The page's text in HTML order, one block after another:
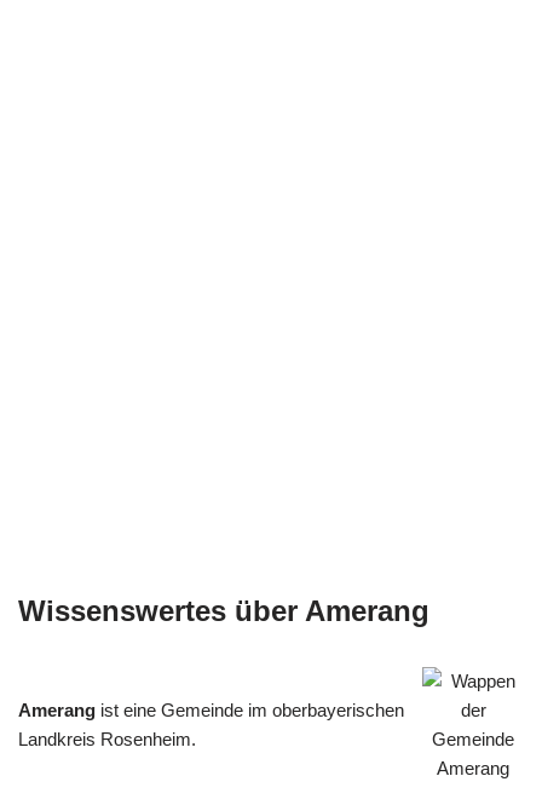
Wissenswertes über Amerang
Amerang ist eine Gemeinde im oberbayerischen
Landkreis Rosenheim.